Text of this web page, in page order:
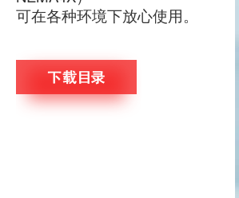
可在各种环境下放心使用。